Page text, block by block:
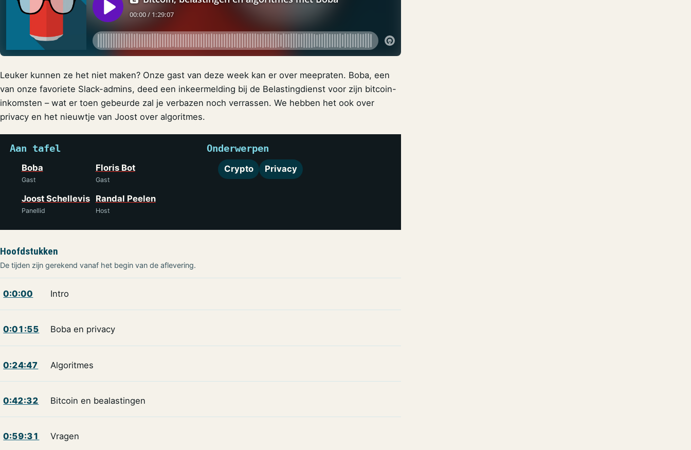
Leuker kunnen ze het niet maken? Onze gast van deze week kan er over meepraten. Boba, een
van onze favoriete Slack-admins, deed een inkeermelding bij de Belastingdienst voor zijn bitcoin-
inkomsten – wat er toen gebeurde zal je verbazen noch verrassen. We hebben het ook over
privacy en het nieuwtje van Joost over algoritmes.
Aan tafel
Boba
Gast
Floris Bot
Gast
Joost Schellevis
Panellid
Randal Peelen
Host
Onderwerpen
Crypto Privacy
Hoofdstukken
De tijden zijn gerekend vanaf het begin van de aflevering.
0:0:00 Intro
0:01:55 Boba en privacy
0:24:47 Algoritmes
0:42:32 Bitcoin en bealastingen
0:59:31 Vragen